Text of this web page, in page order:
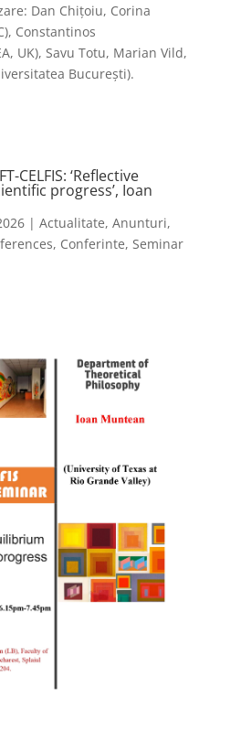
Dan Chițoiu, Corina
Constantinos
UK), Savu Totu, Marian Vild,
București).
CELFIS: ‘Reflective
progress’, Ioan
| Actualitate, Anunturi,
, Conferinte, Seminar